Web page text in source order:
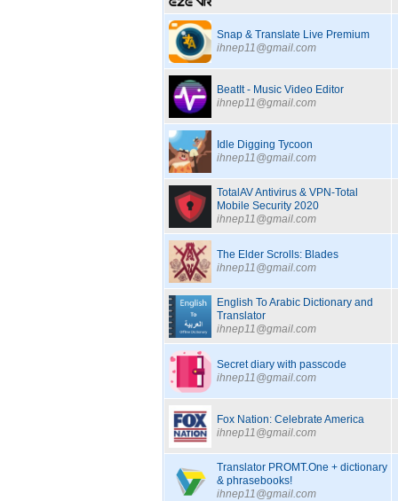
Snap & Translate Live Premium
ihnep11@gmail.com
BeatIt - Music Video Editor
ihnep11@gmail.com
Idle Digging Tycoon
ihnep11@gmail.com
TotalAV Antivirus & VPN-Total
Mobile Security 2020
ihnep11@gmail.com
The Elder Scrolls: Blades
ihnep11@gmail.com
English To Arabic Dictionary and
Translator
ihnep11@gmail.com
Secret diary with passcode
ihnep11@gmail.com
Fox Nation: Celebrate America
ihnep11@gmail.com
Translator PROMT.One + dictionary
& phrasebooks!
ihnep11@gmail.com